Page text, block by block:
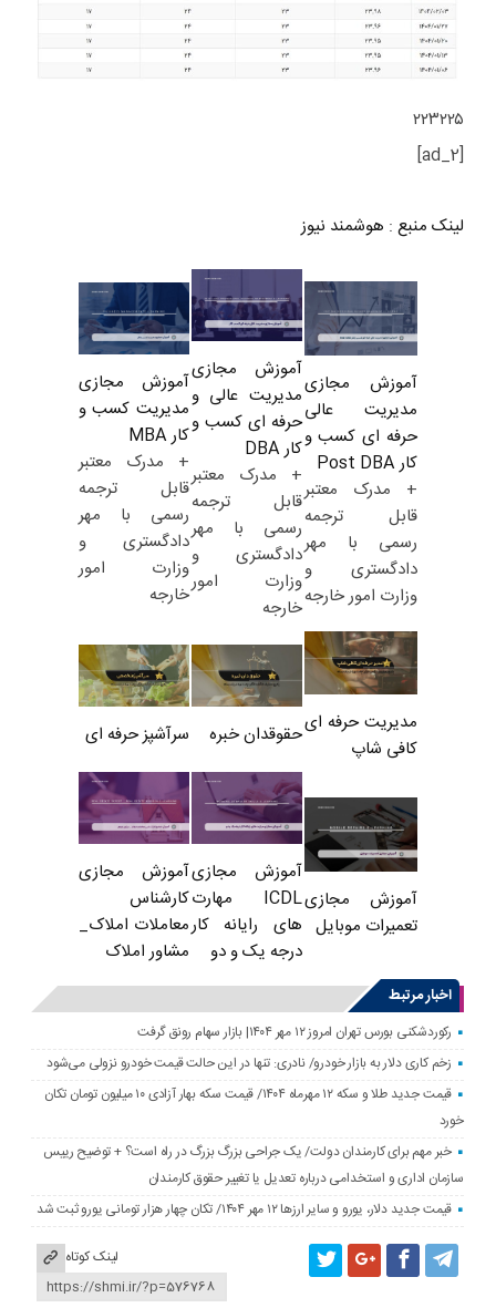
۲۲۳۲۲۵
[ad_2]
لینک منبع : هوشمند نیوز
آموزش مجازی
مدیریت عالی
حرفه ای کسب و
کار Post DBA
+ مدرک معتبر
قابل ترجمه
رسمی با مهر
دادگستری و
وزارت امور خارجه
آموزش مجازی
مدیریت عالی و
حرفه ای کسب و
کار DBA
+ مدرک معتبر
قابل ترجمه
رسمی با مهر
دادگستری و
وزارت امور
خارجه
آموزش مجازی
مدیریت کسب و
کار MBA
+ مدرک معتبر
قابل ترجمه
رسمی با مهر
دادگستری و
وزارت امور
خارجه
مدیریت حرفه ای
کافی شاپ
حقوقدان خبره سرآشپز حرفه ای
آموزش مجازی
تعمیرات موبایل
آموزش مجازی
ICDL مهارت
های رایانه کار
درجه یک و دو
آموزش مجازی
کارشناس
معاملات املاک_
مشاور املاک
اخبار مرتبط
رکوردشکنی بورس تهران امروز ۱۲ مهر ۱۴۰۴| بازار سهام رونق گرفت
زخم کاری دلار به بازار خودرو/ نادری: تنها در این حالت قیمت خودرو نزولی می‌شود
قیمت جدید طلا و سکه ۱۲ مهرماه ۱۴۰۴/ قیمت سکه بهار آزادی ۱۰ میلیون تومان تکان
خورد
خبر مهم برای کارمندان دولت/ یک جراحی بزرگ بزرگ در راه است؟ + توضیح رییس
سازمان اداری و استخدامی درباره تعدیل یا تغییر حقوق کارمندان
قیمت جدید دلار، یورو و سایر ارزها ۱۲ مهر ۱۴۰۴/ تکان چهار هزار تومانی یورو ثبت شد
لینک کوتاه